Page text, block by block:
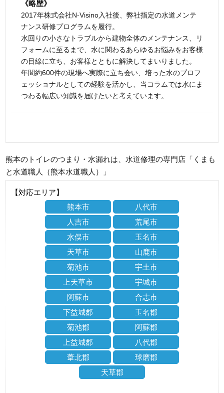
《略歴》
2017年株式会社N-Visino入社後、弊社指定の水道メンテ
ナンス研修プログラムを履行。
水回りの小さなトラブルから建物全体のメンテナンス、リ
フォームに至るまで、水に関わるあらゆるお悩みをお客様
の目線に立ち、お客様とともに解決してまいりました。
年間約600件の現場へ実際に立ち会い、培った水のプロフ
ェッショナルとしての経験を活かし、当コラムでは水にま
つわる幅広い知識を届けたいと考えています。
熊本のトイレのつまり・水漏れは、水道修理の専門店「くまも
と水道職人（熊本水道職人）」
【対応エリア】
熊本市
八代市
人吉市
荒尾市
水俣市
玉名市
天草市
山鹿市
菊池市
宇土市
上天草市
宇城市
阿蘇市
合志市
下益城郡
玉名郡
菊池郡
阿蘇郡
上益城郡
八代郡
葦北郡
球磨郡
天草郡